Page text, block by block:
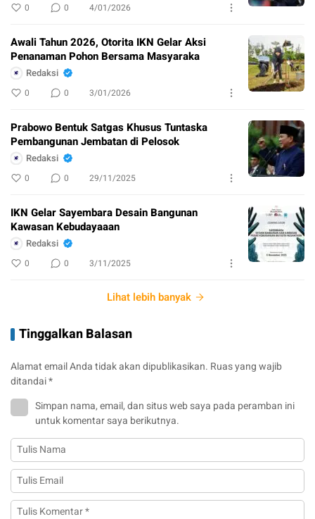
0 0 4/01/2026
Awali Tahun 2026, Otorita IKN Gelar Aksi
Penanaman Pohon Bersama Masyaraka
Redaksi
0 0 3/01/2026
Prabowo Bentuk Satgas Khusus Tuntaska
Pembangunan Jembatan di Pelosok
Redaksi
0 0 29/11/2025
IKN Gelar Sayembara Desain Bangunan
Kawasan Kebudayaaan
Redaksi
0 0 3/11/2025
Lihat lebih banyak
Tinggalkan Balasan
Alamat email Anda tidak akan dipublikasikan. Ruas yang wajib
ditandai*
Simpan nama, email, dan situs web saya pada peramban ini
untuk komentar saya berikutnya.